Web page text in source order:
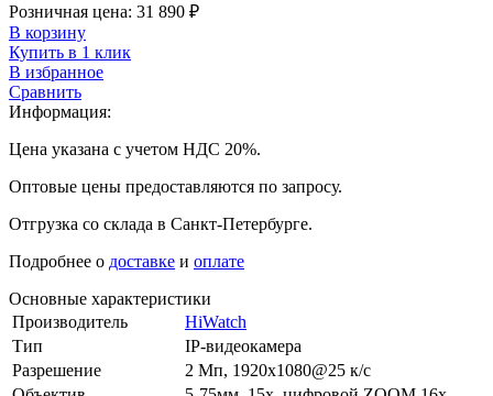
Розничная цена: 31 890 ₽
В корзину
Купить в 1 клик
В избранное
Сравнить
Информация:
Цена указана с учетом НДС 20%.
Оптовые цены предоставляются по запросу.
Отгрузка со склада в Санкт-Петербурге.
Подробнее о доставке и оплате
Основные характеристики
Производитель
HiWatch
Тип
IP-видеокамера
Разрешение
2 Мп, 1920x1080@25 к/с